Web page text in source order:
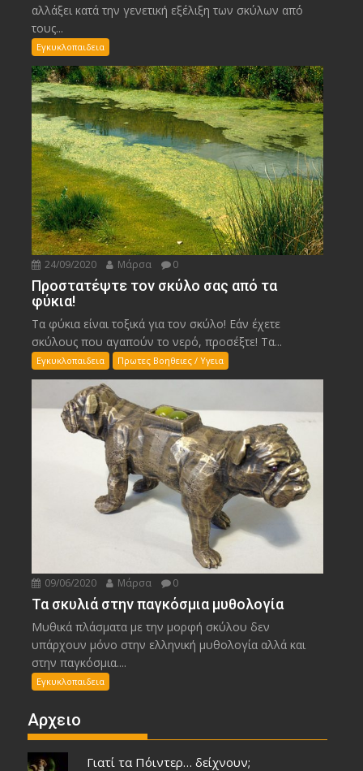
αλλάξει κατά την γενετική εξέλιξη των σκύλων από
τους...
Εγκυκλοπαιδεια
24/09/2020 Μάρσα 0
Προστατέψτε τον σκύλο σας από τα
φύκια!
Τα φύκια είναι τοξικά για τον σκύλο! Εάν έχετε
σκύλους που αγαπούν το νερό, προσέξτε! Τα...
Εγκυκλοπαιδεια Πρωτες Βοηθειες / Υγεια
09/06/2020 Μάρσα 0
Τα σκυλιά στην παγκόσμια μυθολογία
Μυθικά πλάσματα με την μορφή σκύλου δεν
υπάρχουν μόνο στην ελληνική μυθολογία αλλά και
στην παγκόσμια....
Εγκυκλοπαιδεια
Αρχειο
Γιατί τα Πόιντερ… δείχνουν;